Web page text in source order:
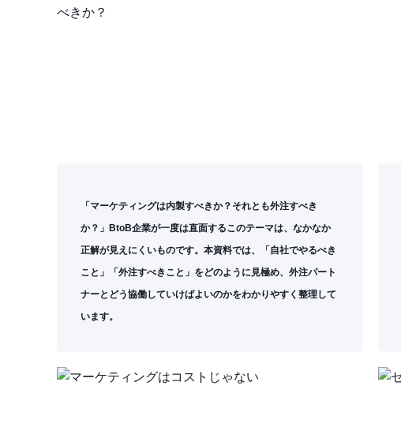
「マーケティングは内製すべきか？それとも外注すべき
か？」BtoB企業が一度は直面するこのテーマは、なかなか
正解が見えにくいものです。本資料では、「自社でやるべき
こと」「外注すべきこと」をどのように見極め、外注パート
ナーとどう協働していけばよいのかをわかりやすく整理して
います。